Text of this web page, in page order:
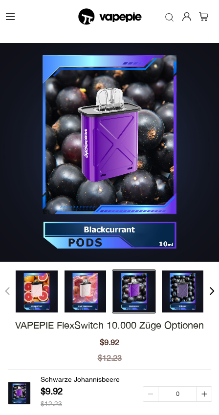
VAPEPIE FlexSwitch 10.000 Züge Optionen
Sale
$9.92
Regular
$12.23
Schwarze Johannisbeere
$9.92
$12.23